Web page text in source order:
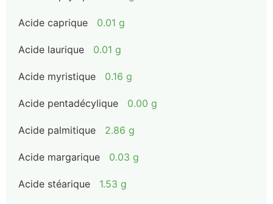
Acide caprique 0.01 g
Acide laurique 0.01 g
Acide myristique 0.16 g
Acide pentadécylique 0.00 g
Acide palmitique 2.86 g
Acide margarique 0.03 g
Acide stéarique 1.53 g